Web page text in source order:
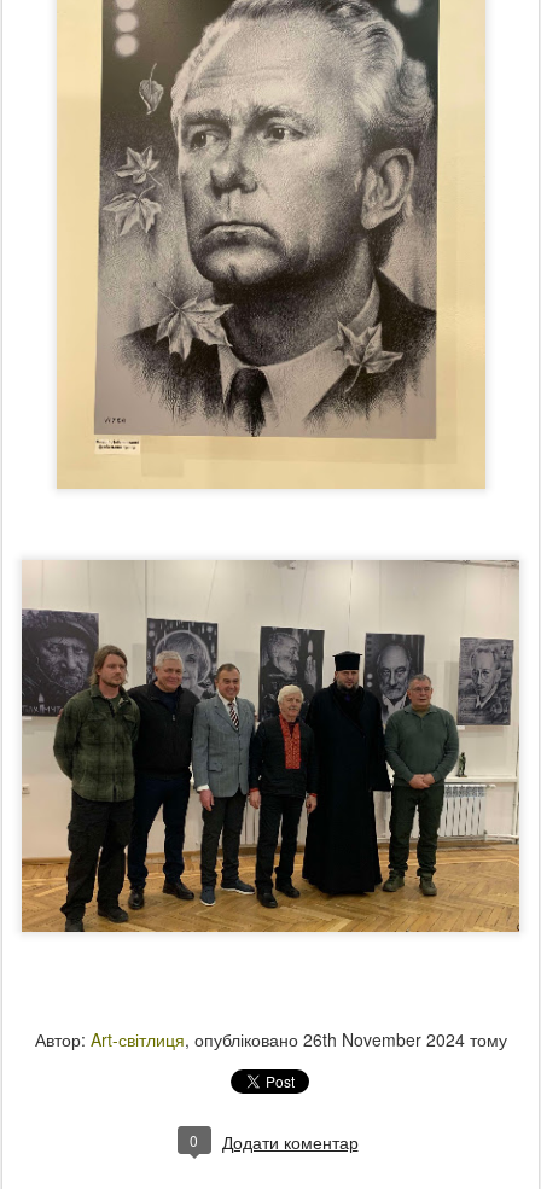
Автор: Art-світлиця, опубліковано 26th November 2024тому
0 Додати коментар